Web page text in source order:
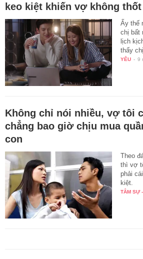
keo kiệt khiến vợ không
Ấy thế
chị bất
lịch
thấy
YÊU - 9
Không chỉ nói nhiều, vợ tôi
chẳng bao giờ chịu mua
con
Theo
thì vợ
phải
kiệt.
TÂM SỰ